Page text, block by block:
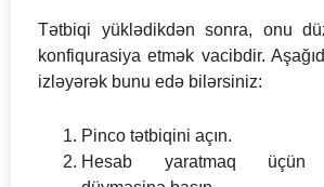
Tətbiqi yüklədikdən sonra, onu
konfiqurasiya etmək vacibdir.
izləyərək bunu edə bilərsiniz:
Pinco tətbiqini açın.
Hesab yaratmaq üçün